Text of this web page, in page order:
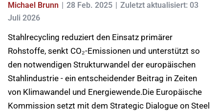
Michael Brunn 28 Feb. 2025
Zuletzt aktualisiert: 03
Juli 2026
Stahlrecycling reduziert den Einsatz primärer
Rohstoffe, senkt CO₂-Emissionen und unterstützt so
den notwendigen Strukturwandel der europäischen
Stahlindustrie - ein entscheidender Beitrag in Zeiten
von Klimawandel und Energiewende.Die Europäische
Kommission setzt mit dem Strategic Dialogue on Steel